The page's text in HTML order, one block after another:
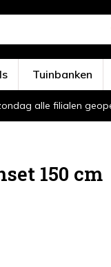
Tuinbanken
alle filialen
150 cm